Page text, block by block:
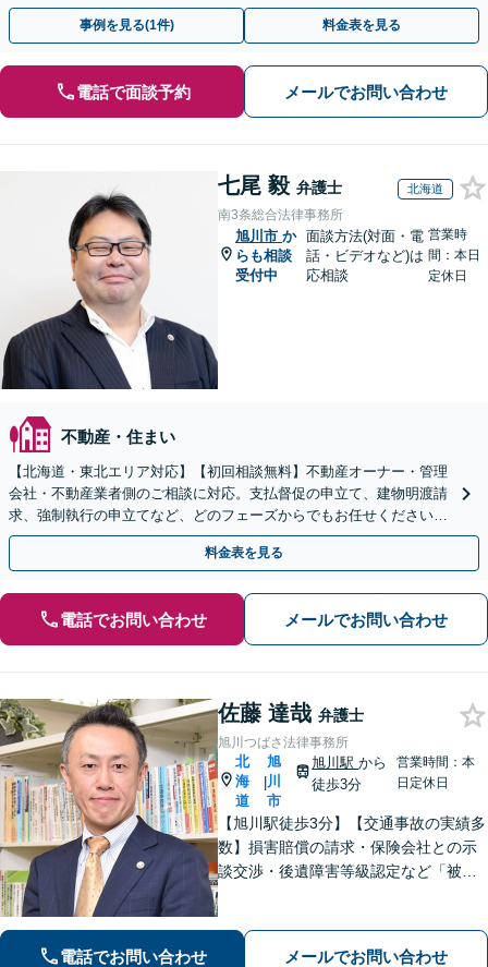
い弁護士が対応します。ＷＥＢ面談可。
事例を見る(1件) 料金表を見る
電話で面談予約 メールでお問い合わせ
七尾 毅 弁護士 北海道
南3条総合法律事務所
旭川市 か
らも相談
受付中
面談方法(対面・電
話・ビデオなど)は
応相談
営業時
間：本日
定休日
不動産・住まい
【北海道・東北エリア対応】【初回相談無料】不動産オーナー・管理
会社・不動産業者側のご相談に対応。支払督促の申立て、建物明渡請
求、強制執行の申立てなど、どのフェーズからでもお任せください。
他士業ともワンストップで対応可能【休日・夜間面談OK】
料金表を見る
電話でお問い合わせ メールでお問い合わせ
佐藤 達哉 弁護士
旭川つばさ法律事務所
北
海
道
|
旭
川
市
旭川駅から
徒歩3分
営業時間：本
日定休日
【旭川駅徒歩3分】【交通事故の実績多
数】損害賠償の請求・保険会社との示
談交渉・後遺障害等級認定など「被害
ど、事故に遭われたらまずご相談を
電話でお問い合わせ メールでお問い合わせ